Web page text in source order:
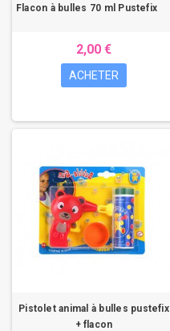
Flacon à bulles 70 ml Pustefix
2,00 €
ACHETER
Pistolet animal à bulles pustefix
+ flacon